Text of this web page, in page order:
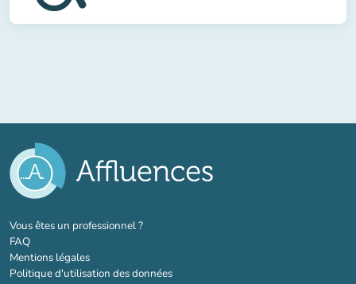
Vous êtes un professionnel ?(nouvel onglet)
FAQ
Mentions légales
Politique d'utilisation des données